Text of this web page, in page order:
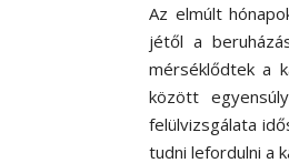
Az elmúlt
jétől a
mérséklődtek a
között
felülvizsgálata
tudni lefordulni a